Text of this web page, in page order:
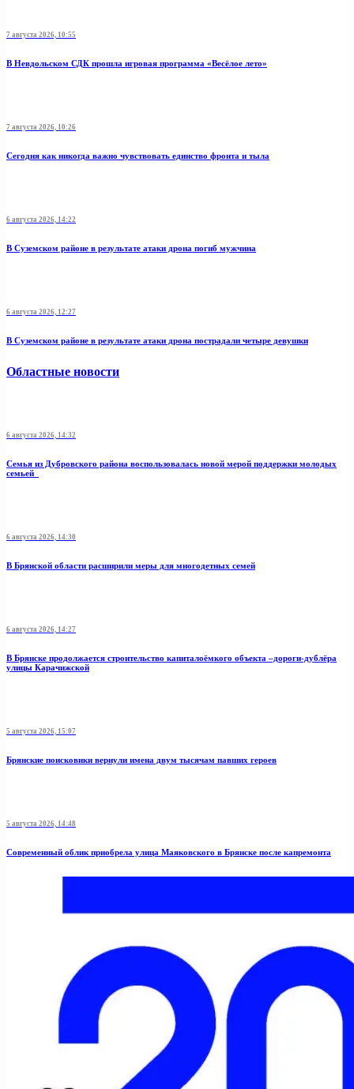
7 августа 2026, 10:55
В Невдольском СДК прошла игровая программа «Весёлое лето»
7 августа 2026, 10:26
Сегодня как никогда важно чувствовать единство фронта и тыла
6 августа 2026, 14:22
В Суземском районе в результате атаки дрона погиб мужчина
6 августа 2026, 12:27
В Суземском районе в результате атаки дрона пострадали четыре девушки
Областные новости
6 августа 2026, 14:32
Семья из Дубровского района воспользовалась новой мерой поддержки молодых
семьей
6 августа 2026, 14:30
В Брянской области расширили меры для многодетных семей
6 августа 2026, 14:27
В Брянске продолжается строительство капиталоёмкого объекта –дороги-дублёра
улицы Карачижской
5 августа 2026, 15:07
Брянские поисковики вернули имена двум тысячам павших героев
5 августа 2026, 14:48
Современный облик приобрела улица Маяковского в Брянске после капремонта